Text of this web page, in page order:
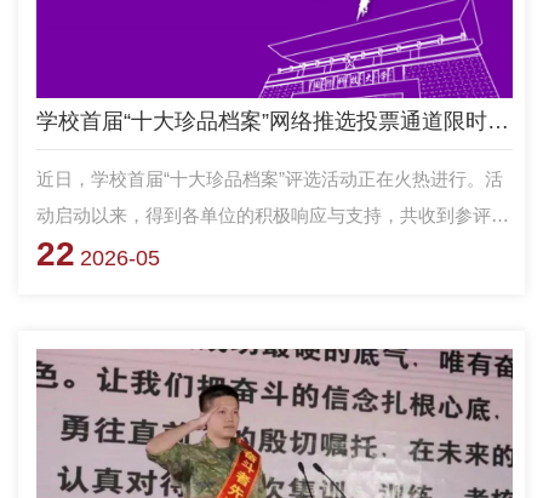
学校首届“十大珍品档案”网络推选投票通道限时开启！
近日，学校首届“十大珍品档案”评选活动正在火热进行。活
动启动以来，得到各单位的积极响应与支持，共收到参评档
案61组。经初步遴选，共有31组档案进入后续评审环节，并
选，其网络推选得分按专家评分折合网评分数计入。本次评
选采用“网络推选+专家评审”相结合的方式，根据参评档案
的综合得分，最终产生“十大珍品档案”名录。
22 2026-05